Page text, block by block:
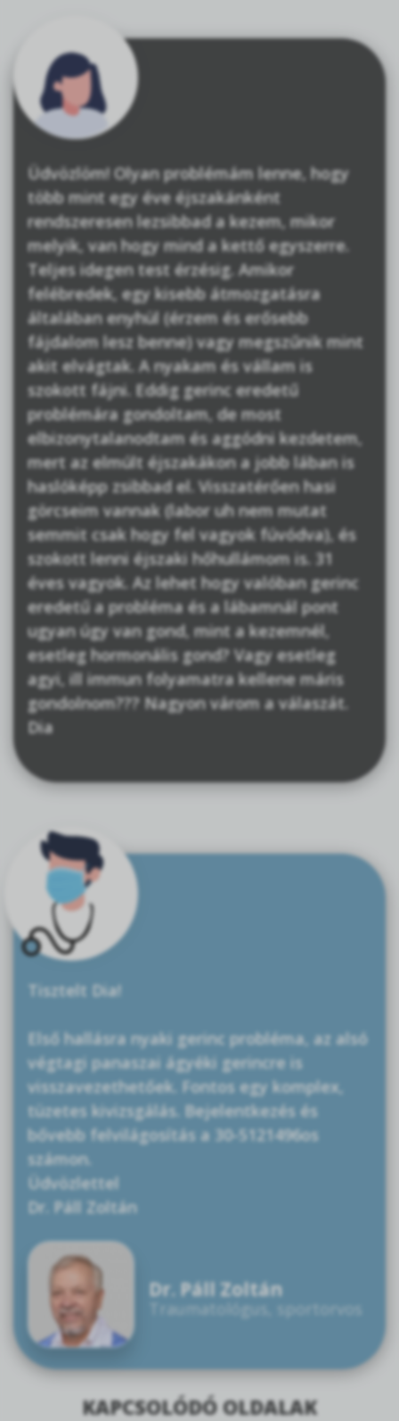
Üdvözlöm! Olyan problémám lenne, hogy
több mint egy éve éjszakánként
rendszeresen lezsibbad a kezem, mikor
melyik, van hogy mind a kettő egyszerre.
Teljes idegen test érzésig. Amikor
felébredek, egy kisebb átmozgatásra
általában enyhül (érzem és erősebb
fájdalom lesz benne) vagy megszűnik mint
akit elvágtak. A nyakam és vállam is
szokott fájni. Eddig gerinc eredetű
problémára gondoltam, de most
elbizonytalanodtam és aggódni kezdetem,
mert az elmúlt éjszakákon a jobb lában is
haslóképp zsibbad el. Visszatérően hasi
görcseim vannak (labor uh nem mutat
semmit csak hogy fel vagyok fúvódva), és
szokott lenni éjszaki hőhullámom is. 31
éves vagyok. Az lehet hogy valóban gerinc
eredetű a probléma és a lábamnál pont
ugyan úgy van gond, mint a kezemnél,
esetleg hormonális gond? Vagy esetleg
agyi, ill immun folyamatra kellene máris
gondolnom??? Nagyon várom a válaszát.
Dia
Tisztelt Dia!
Első hallásra nyaki gerinc probléma, az alsó
végtagi panaszai ágyéki gerincre is
visszavezethetőek. Fontos egy komplex,
tüzetes kivizsgálás. Bejelentkezés és
bővebb felvilágosítás a 30-5121496os
számon.
Üdvözlettel
Dr. Páll Zoltán
Dr. Páll Zoltán
Traumatológus, sportorvos
KAPCSOLÓDÓ OLDALAK